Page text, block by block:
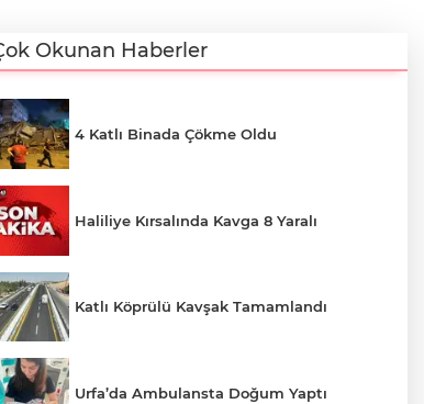
Okunan Haberler
4 Katlı Binada Çökme Oldu
Haliliye Kırsalında Kavga 8 Yaralı
Katlı Köprülü Kavşak Tamamlandı
Urfa’da Ambulansta Doğum Yaptı